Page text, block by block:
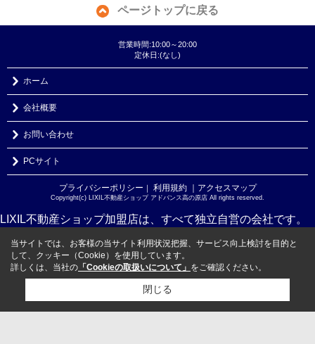
ページトップに戻る
営業時間:10:00～20:00
定休日:(なし)
ホーム
会社概要
お問い合わせ
PCサイト
プライバシーポリシー 利用規約 ｜アクセスマップ
Copyright(c) LIXIL不動産ショップ アドバンス高の原店 All rights reserved.
LIXIL不動産ショップ加盟店は、すべて独立自営の会社です。
当サイトでは、お客様の当サイト利用状況把握、サービス向上検討を目的と
して、クッキー（Cookie）を使用しています。
詳しくは、当社の 「Cookieの取扱いについて」 をご確認ください。
閉じる